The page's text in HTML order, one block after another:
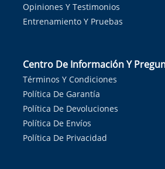
Opiniones Y Testimonios
Entrenamiento Y Pruebas
Centro De Información Y
Términos Y Condiciones
Política De Garantía
Política De Devoluciones
Política De Envíos
Política De Privacidad